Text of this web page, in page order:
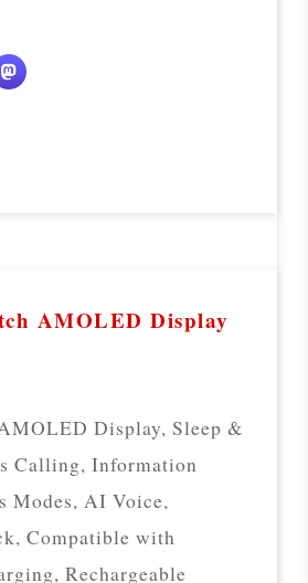
AMOLED Display
Display, Sleep &
Calling, Information
Modes, AI Voice,
Compatible with
Rechargeable